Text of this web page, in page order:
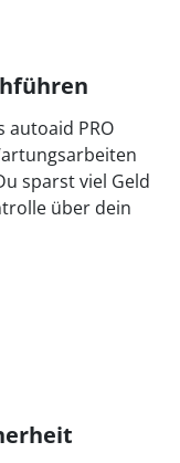
autoaid PRO
sparst viel Geld
über dein